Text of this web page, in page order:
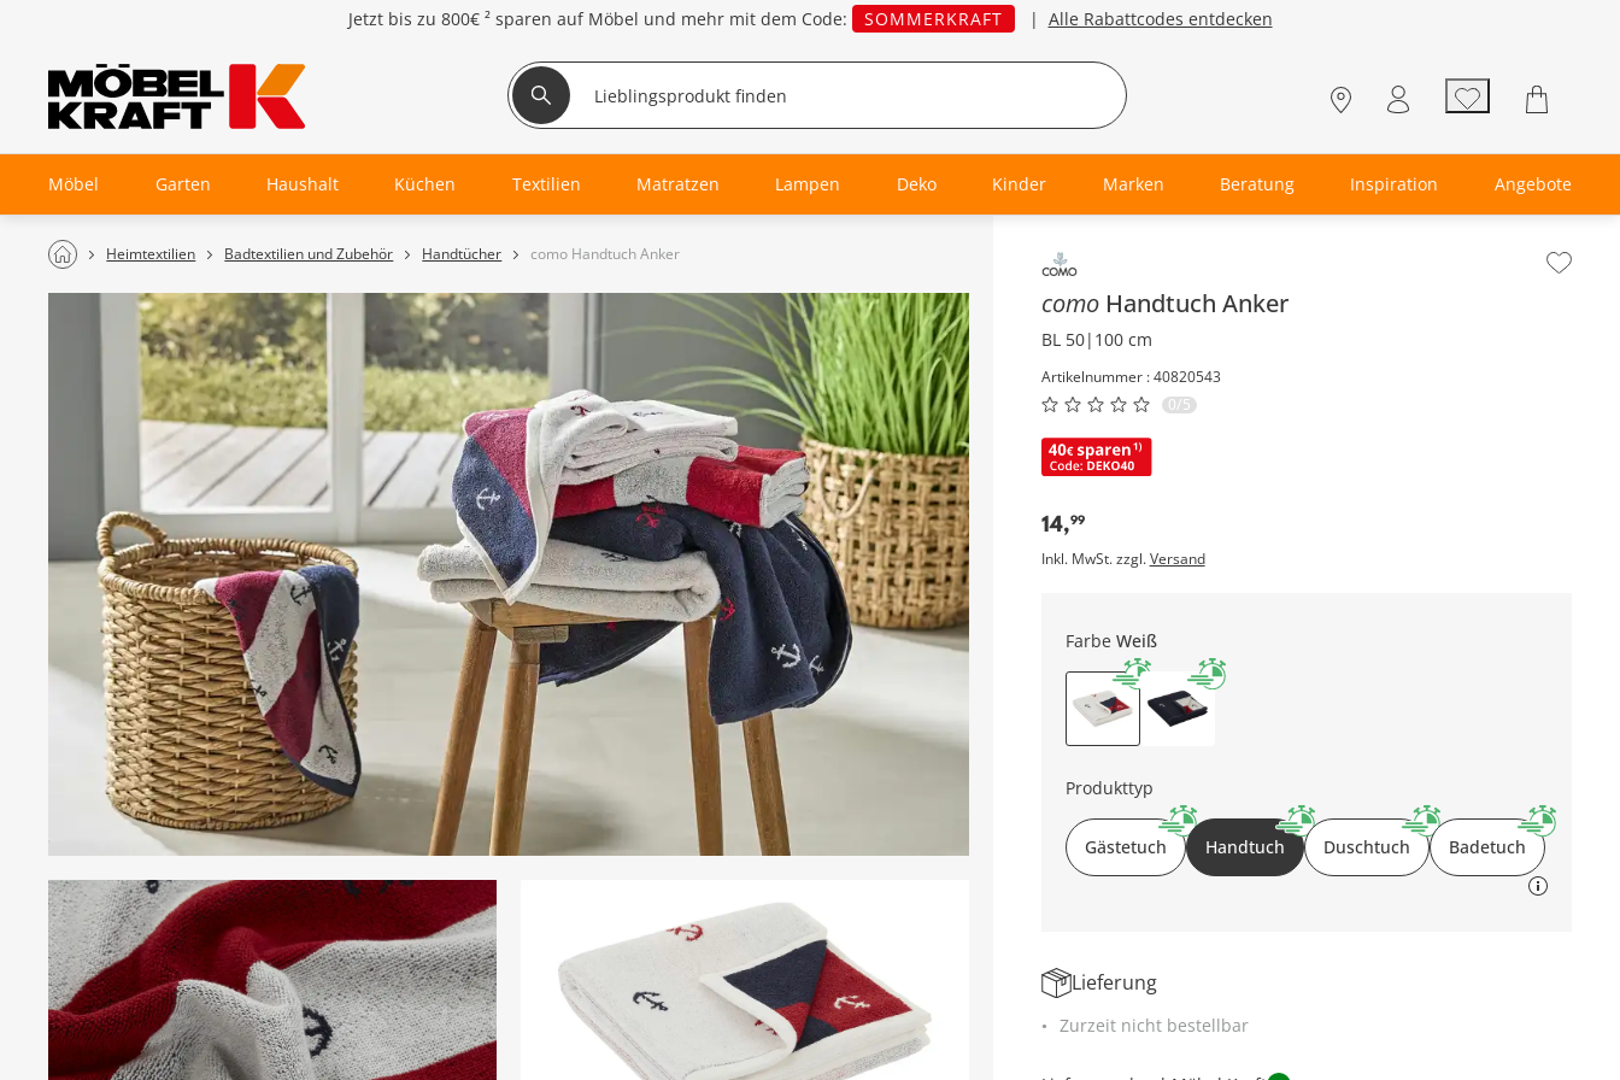
Jetzt bis zu 800€ ² sparen auf Möbel und mehr mit dem Code: SOMMERKRAFT | Alle Rabattcodes entdecken
Möbel Garten Haushalt Küchen Textilien Matratzen Lampen Deko Kinder Marken Beratung Inspiration Angebote
Heimtextilien Badtextilien und Zubehör Handtücher como Handtuch Anker Inhalt der Seitenleiste überspringen - Zum Seitenende
como Handtuch Anker
BL 50|100 cm
Artikelnummer : 40820543
0/5
14,99
Inkl. MwSt. zzgl.Versand
Farbe Weiß
Produkttyp
Gästetuch Handtuch Duschtuch Badetuch
Lieferung
Zurzeit nicht bestellbar